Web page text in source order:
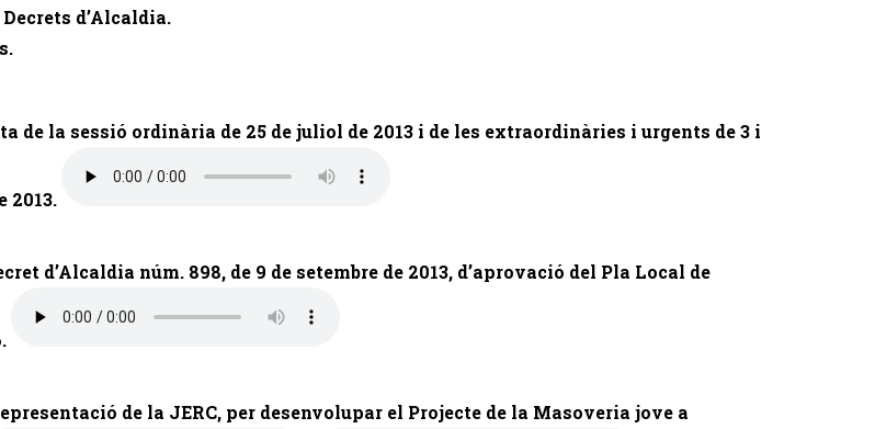
d’Alcaldia.
de la sessió ordinària de 25 de juliol de 2013 i de les extraordinàries i urgents de 3 i
2013.
d’Alcaldia núm. 898, de 9 de setembre de 2013, d’aprovació del Pla Local de
de la JERC, per desenvolupar el Projecte de la Masoveria jove a